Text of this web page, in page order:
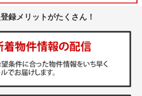
録メリットがたくさん！